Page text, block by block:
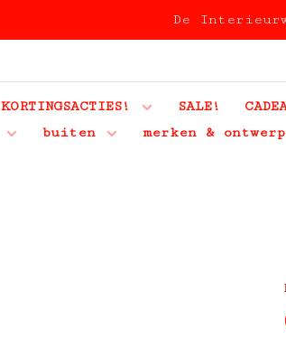
De
KORTINGSACTIES! SALE!
buiten merken &